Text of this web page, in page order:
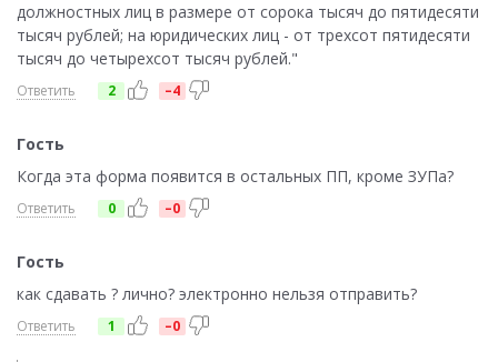
должностных лиц в размере от сорока тысяч до пятидесяти
тысяч рублей; на юридических лиц - от трехсот пятидесяти
тысяч до четырехсот тысяч рублей."
Ответить 2 –4
Гость
Когда эта форма появится в остальных ПП, кроме ЗУПа?
Ответить 0 –0
Гость
как сдавать ? лично? электронно нельзя отправить?
Ответить 1 –0